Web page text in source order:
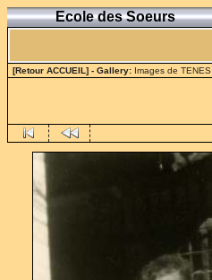
Ecole des Soeurs
[Retour ACCUEIL] - Gallery: Images de TENES